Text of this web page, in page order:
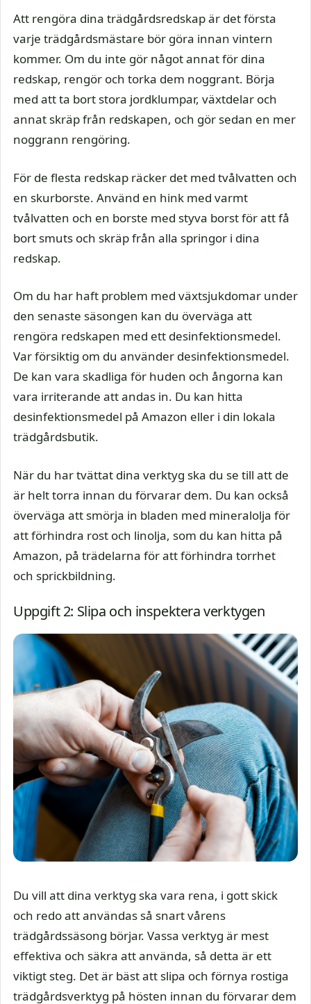
Att rengöra dina trädgårdsredskap är det första
varje trädgårdsmästare bör göra innan vintern
kommer. Om du inte gör något annat för dina
redskap, rengör och torka dem noggrant. Börja
med att ta bort stora jordklumpar, växtdelar och
annat skräp från redskapen, och gör sedan en mer
noggrann rengöring.
För de flesta redskap räcker det med tvålvatten och
en skurborste. Använd en hink med varmt
tvålvatten och en borste med styva borst för att få
bort smuts och skräp från alla springor i dina
redskap.
Om du har haft problem med växtsjukdomar under
den senaste säsongen kan du överväga att
rengöra redskapen med ett desinfektionsmedel.
Var försiktig om du använder desinfektionsmedel.
De kan vara skadliga för huden och ångorna kan
vara irriterande att andas in. Du kan hitta
desinfektionsmedel på Amazon eller i din lokala
trädgårdsbutik.
När du har tvättat dina verktyg ska du se till att de
är helt torra innan du förvarar dem. Du kan också
överväga att smörja in bladen med mineralolja för
att förhindra rost och linolja, som du kan hitta på
Amazon, på trädelarna för att förhindra torrhet
och sprickbildning.
Uppgift 2: Slipa och inspektera verktygen
Du vill att dina verktyg ska vara rena, i gott skick
och redo att användas så snart vårens
trädgårdssäsong börjar. Vassa verktyg är mest
effektiva och säkra att använda, så detta är ett
viktigt steg. Det är bäst att slipa och förnya rostiga
trädgårdsverktyg på hösten innan du förvarar dem